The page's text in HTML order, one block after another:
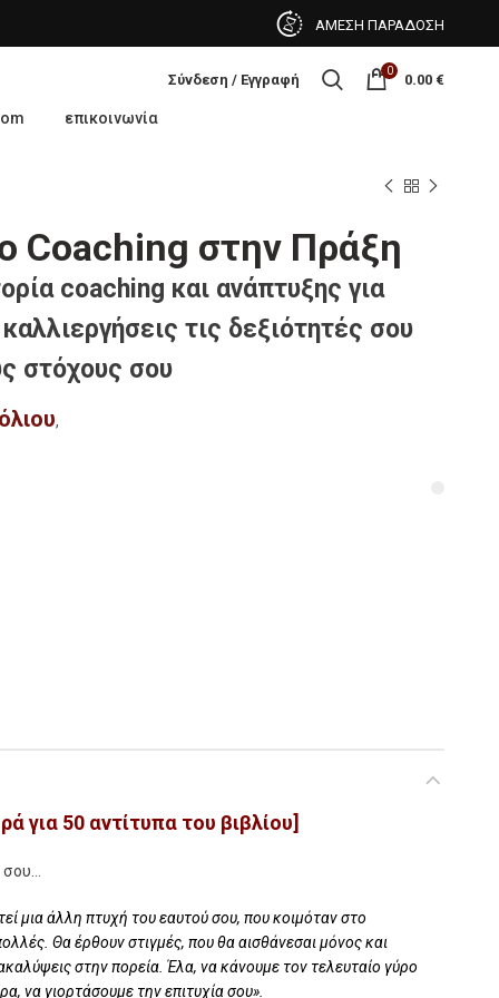
ΑΜΕΣΗ ΠΑΡΑΔΟΣΗ
Σύνδεση / Εγγραφή 0 0.00 €
επικοινωνία
Coaching στην Πράξη
coaching και ανάπτυξης για
τις δεξιότητές σου
στόχους σου
,
για 50 αντίτυπα του βιβλίου]
μια άλλη πτυχή του εαυτού σου, που κοιμόταν στο
Θα έρθουν στιγμές, που θα αισθάνεσαι μόνος και
στην πορεία. Έλα, να κάνουμε τον τελευταίο γύρο
να γιορτάσουμε την επιτυχία σου».